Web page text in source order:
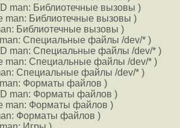
man: Библиотечные вызовы )
man: Библиотечные вызовы )
Библиотечные вызовы )
Специальные файлы /dev/* )
man: Специальные файлы /dev/* )
man: Специальные файлы /dev/* )
Специальные файлы /dev/* )
Форматы файлов )
man: Форматы файлов )
man: Форматы файлов )
Форматы файлов )